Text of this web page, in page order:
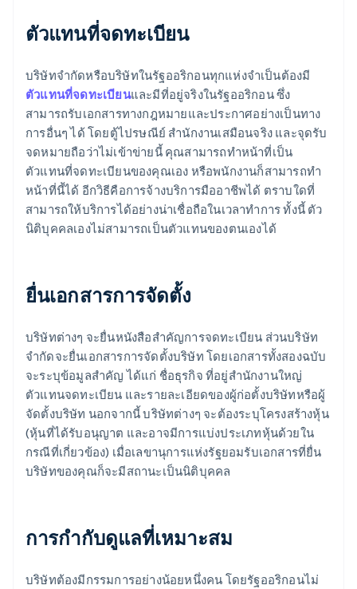
ตัวแทนที่จดทะเบียน
บริษัทจำกัดหรือบริษัทในรัฐออริกอนทุกแห่งจำเป็นต้องมี
ตัวแทนที่จดทะเบียนและมีที่อยู่จริงในรัฐออริกอน ซึ่ง
สามารถรับเอกสารทางกฎหมายและประกาศอย่างเป็นทาง
การอื่นๆ ได้ โดยตู้ไปรษณีย์ สำนักงานเสมือนจริง และจุดรับ
จดหมายถือว่าไม่เข้าข่ายนี้ คุณสามารถทำหน้าที่เป็น
ตัวแทนที่จดทะเบียนของคุณเอง หรือพนักงานก็สามารถทำ
หน้าที่นี้ได้ อีกวิธีคือการจ้างบริการมืออาชีพได้ ตราบใดที่
สามารถให้บริการได้อย่างน่าเชื่อถือในเวลาทำการ ทั้งนี้ ตัว
นิติบุคคลเองไม่สามารถเป็นตัวแทนของตนเองได้
ยื่นเอกสารการจัดตั้ง
บริษัทต่างๆ จะยื่นหนังสือสำคัญการจดทะเบียน ส่วนบริษัท
จำกัดจะยื่นเอกสารการจัดตั้งบริษัท โดยเอกสารทั้งสองฉบับ
จะระบุข้อมูลสำคัญ ได้แก่ ชื่อธุรกิจ ที่อยู่สำนักงานใหญ่
ตัวแทนจดทะเบียน และรายละเอียดของผู้ก่อตั้งบริษัทหรือผู้
จัดตั้งบริษัท นอกจากนี้ บริษัทต่างๆ จะต้องระบุโครงสร้างหุ้น
(หุ้นที่ได้รับอนุญาต และอาจมีการแบ่งประเภทหุ้นด้วยใน
กรณีที่เกี่ยวข้อง) เมื่อเลขานุการแห่งรัฐยอมรับเอกสารที่ยื่น
บริษัทของคุณก็จะมีสถานะเป็นนิติบุคคล
การกํากับดูแลที่เหมาะสม
บริษัทต้องมีกรรมการอย่างน้อยหนึ่งคน โดยรัฐออริกอนไม่